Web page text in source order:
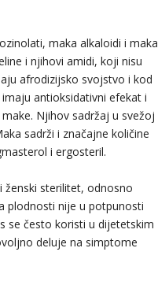
maka alkaloidi i maka
i njihovi amidi, koji nisu
afrodizijsko svojstvo i kod
antioksidativni efekat i
Njihov sadržaj u svežoj
sadrži i značajne količine
i ergosteril.
sterilitet, odnosno
plodnosti nije u potpunosti
se često koristi u dijetetskim
deluje na simptome